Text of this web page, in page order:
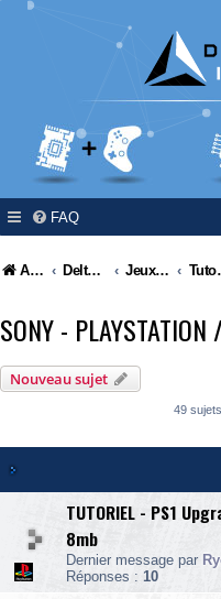
FAQ
Accueil Delta Island Jeux Video
SONY -
Nouveau sujet
49 sujets
TUTORIEL - PS1
8mb
Dernier message par
Réponses : 10